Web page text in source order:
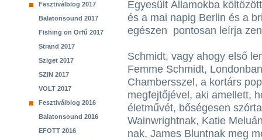
Fesztiválblog 2017
Balatonsound 2017
Fishing on Orfű 2017
Strand 2017
Sziget 2017
SZIN 2017
VOLT 2017
Fesztiválblog 2016
Balatonsound 2016
EFOTT 2016
Egyesült Államokba
és a mai napig Berlin és a
egészen pontosan leírja
Schmidt, vagy ahogy első
Femme Schmidt,
Chambersszel, a kortárs
megfejtőjével, aki amellett,
életművét, bőségesen
Wainwrightnak, Katie
nak, James Bluntnak meg